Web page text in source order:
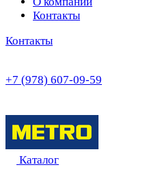
Контакты
Контакты
+7 (978) 607-09-59
Каталог